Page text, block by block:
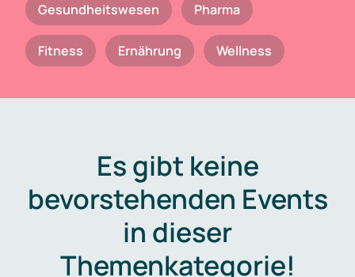
Gesundheitswesen Pharma
Fitness Ernährung Wellness
Es gibt keine
bevorstehenden Events
in dieser
Themenkategorie!